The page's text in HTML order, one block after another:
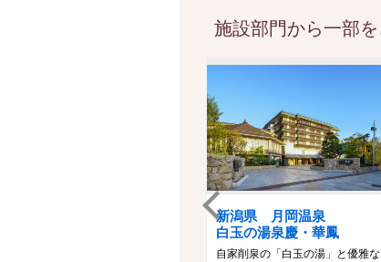
施設部門から一部
新潟県 月岡温泉
白玉の湯泉慶・華鳳
自家削泉の「白玉の湯」と優雅な